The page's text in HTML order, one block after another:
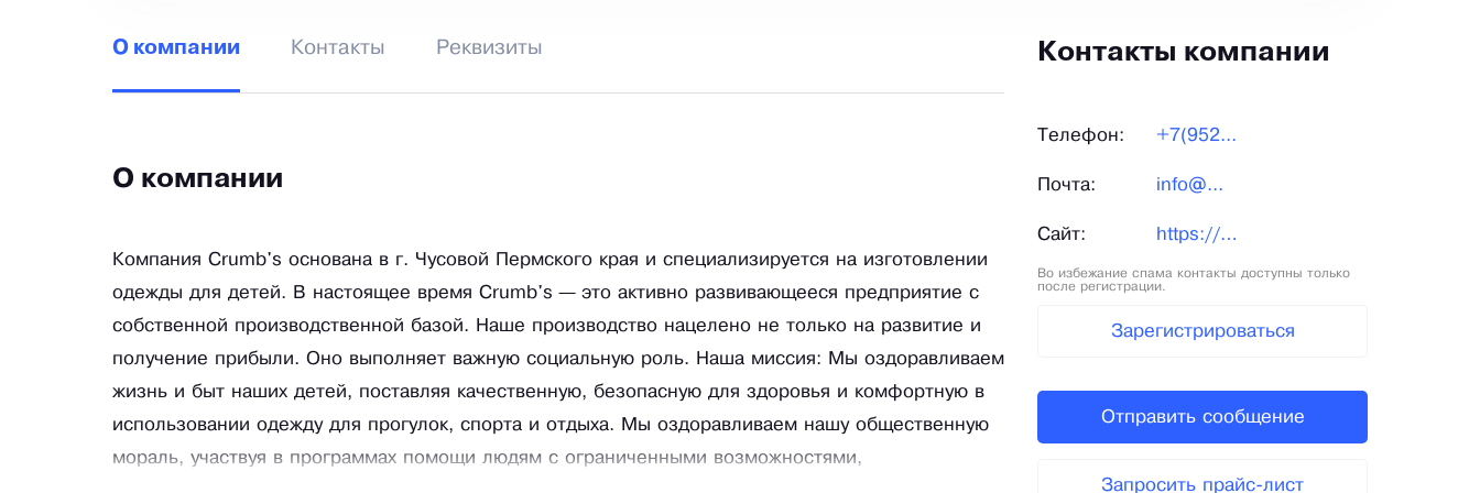
О компании Контакты Реквизиты
О компании
Компания Crumb's основана в г. Чусовой Пермского края и специализируется на изготовлении
одежды для детей. В настоящее время Crumb's — это активно развивающееся предприятие с
собственной производственной базой. Наше производство нацелено не только на развитие и
получение прибыли. Оно выполняет важную социальную роль. Наша миссия: Мы оздоравливаем
жизнь и быт наших детей, поставляя качественную, безопасную для здоровья и комфортную в
использовании одежду для прогулок, спорта и отдыха. Мы оздоравливаем нашу общественную
мораль, участвуя в программах помощи людям с ограниченными возможностями,
Контакты компании
Телефон: +7(952...
Почта: info@...
Сайт: https://crumbs59.ru/
Во избежание спама контакты доступны только
после регистрации.
Зарегистрироваться
Отправить сообщение
Запросить прайс-лист